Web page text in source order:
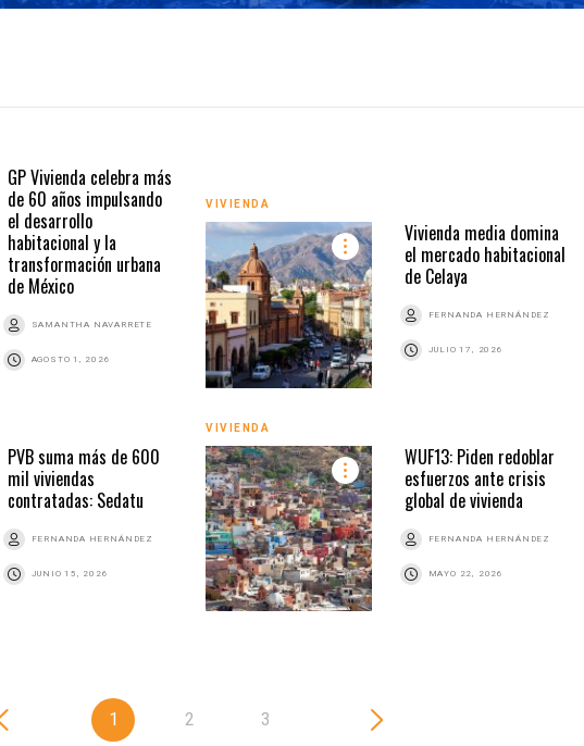
GP Vivienda celebra más
de 60 años impulsando
el desarrollo
habitacional y la
transformación urbana
de México
SAMANTHA NAVARRETE
AGOSTO 1, 2026
VIVIENDA
Vivienda media domina
el mercado habitacional
de Celaya
FERNANDA HERNÁNDEZ
JULIO 17, 2026
PVB suma más de 600
mil viviendas
contratadas: Sedatu
FERNANDA HERNÁNDEZ
JUNIO 15, 2026
VIVIENDA
WUF13: Piden redoblar
esfuerzos ante crisis
global de vivienda
FERNANDA HERNÁNDEZ
MAYO 22, 2026
1 2 3